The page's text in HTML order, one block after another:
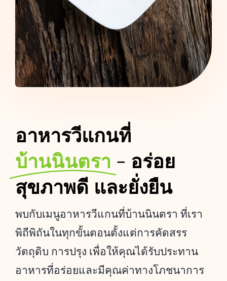
อาหารวีแกนที่
บ้านนินตรา - อร่อย
สุขภาพดี และยั่งยืน
พบกับเมนูอาหารวีแกนที่บ้านนินตรา ที่เรา
พิถีพิถันในทุกขั้นตอนตั้งแต่การคัดสรร
วัตถุดิบ การปรุง เพื่อให้คุณได้รับประทาน
อาหารที่อร่อยและมีคุณค่าทางโภชนาการ